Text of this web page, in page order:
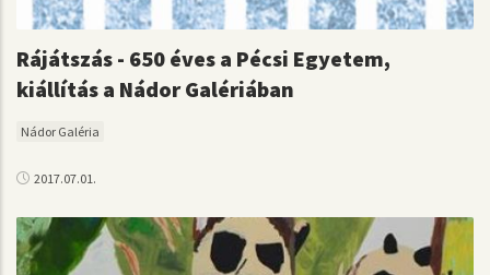
Rájátszás - 650 éves a Pécsi Egyetem,
kiállítás a Nádor Galériában
Nádor Galéria
2017.07.01.